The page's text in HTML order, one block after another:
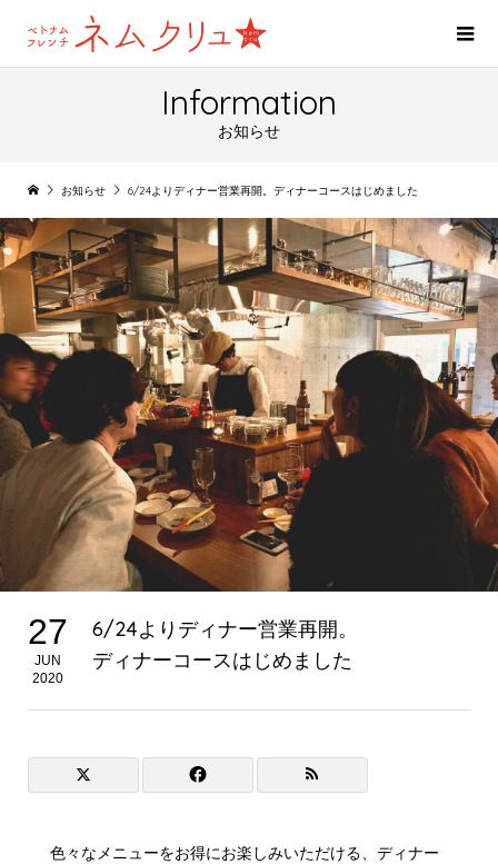
Information
お知らせ
お知らせ 6/24よりディナー営業再開。ディナーコースはじめました
27
JUN
2020
6/24よりディナー営業再開。
ディナーコースはじめました
色々なメニューをお得にお楽しみいただける、ディナー